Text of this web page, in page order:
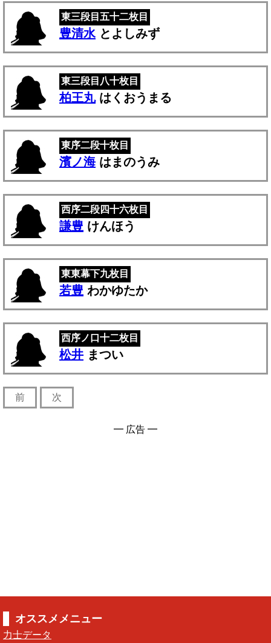
東三段目五十二枚目
豊清水とよしみず
東三段目八十枚目
柏王丸はくおうまる
東序二段十枚目
濱ノ海はまのうみ
西序二段四十六枚目
謙豊 けんほう
東東幕下九枚目
若豊 わかゆたか
西序ノ口十二枚目
松井 まつい
前 次
━ 広告 ━
オススメメニュー
力士データ